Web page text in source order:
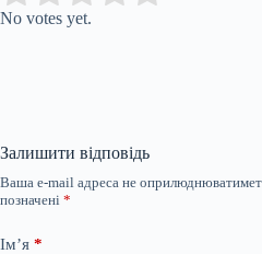
No votes yet.
Залишити відповідь
Ваша e-mail адреса не
позначені *
Ім’я *